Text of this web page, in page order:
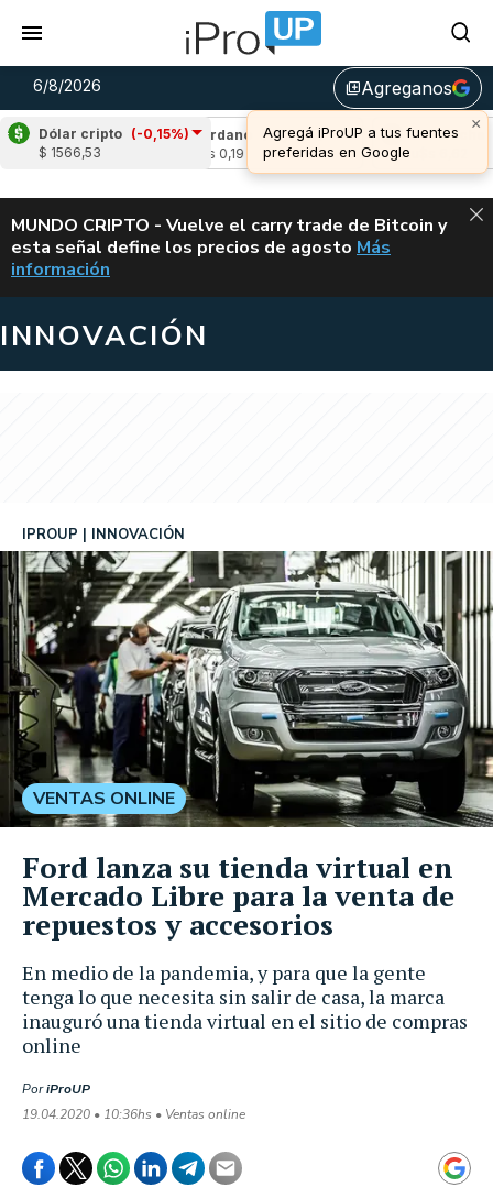
6/8/2026 library_addAgreganos
×
Agregá iProUP a tus fuentes
preferidas en Google
Dólar cripto (-0,15%)
$ 1566,53
Cardano (-0,77%)
Avalanche
u$s 6,62
ALERTA
MUNDO CRIPTO - Vuelve el carry trade de Bitcoin y
esta señal define los precios de agosto VUELVE EL
Más
información
INNOVACIÓN
En medio de la pandemia, y para que la gente
tenga lo que necesita sin salir de casa, la marca
inauguró una tienda virtual en el sitio de compras
online
IPROUP INNOVACIÓN
PoriProUP
19.04.2020 • 10:36hs • Ventas online
VENTAS ONLINE
Ford lanza su tienda virtual en
Mercado Libre para la venta de
repuestos y accesorios